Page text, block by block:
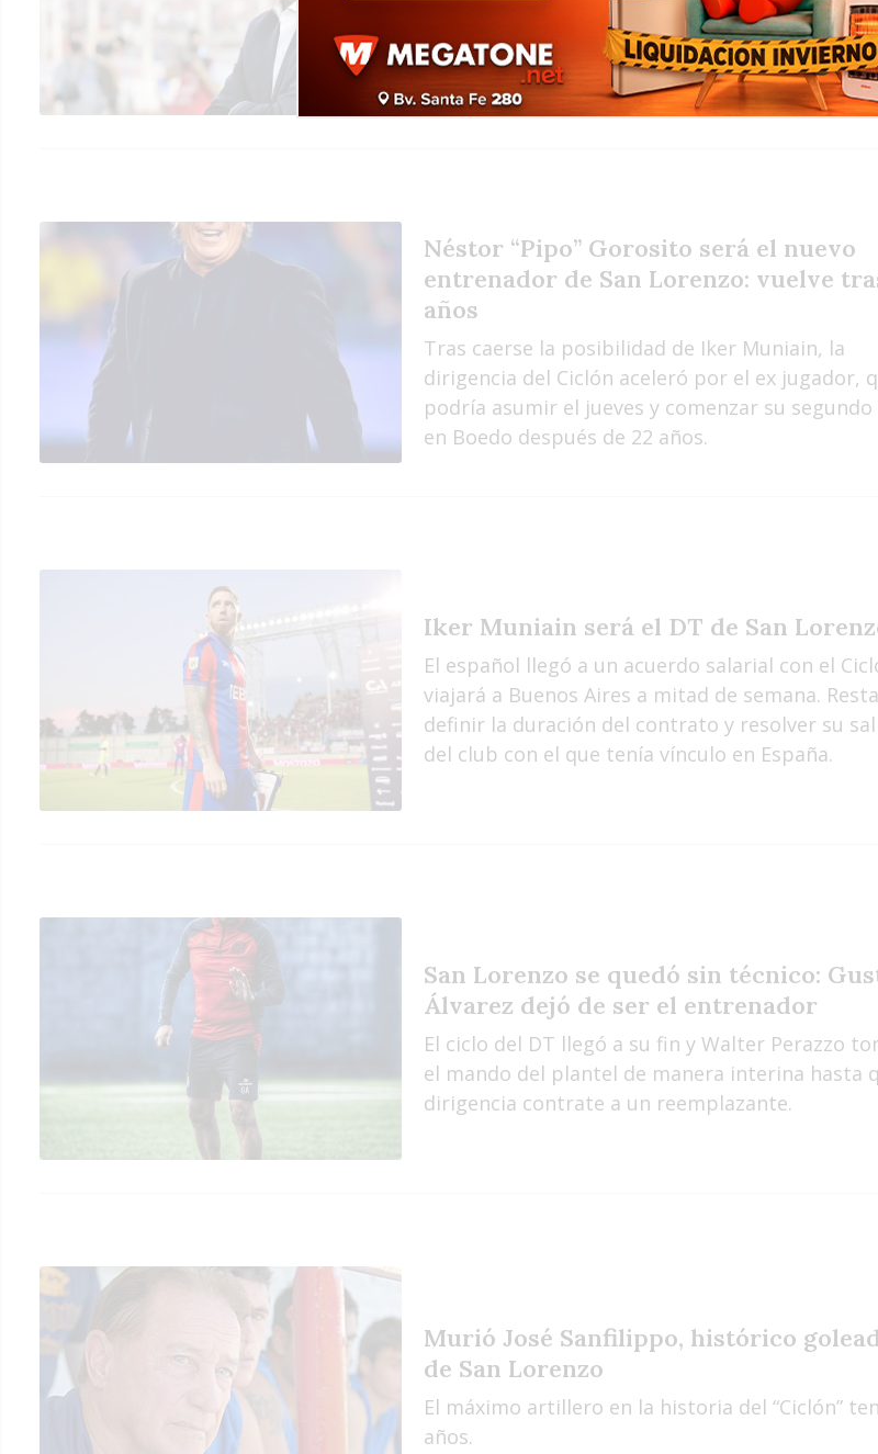
El club oficializó el regreso del ídolo azulgrana,
iniciará su segundo ciclo como entrenador
de 22 años.
Néstor “Pipo” Gorosito será el nuevo
entrenador de San Lorenzo: vuelve
años
Tras caerse la posibilidad de Iker Muniain, la
dirigencia del Ciclón aceleró por el ex jugador,
podría asumir el jueves y comenzar su segundo
en Boedo después de 22 años.
Iker Muniain será el DT de San
El español llegó a un acuerdo salarial con el
viajará a Buenos Aires a mitad de semana. Resta
definir la duración del contrato y resolver su
del club con el que tenía vínculo en España.
San Lorenzo se quedó sin técnico:
Álvarez dejó de ser el entrenador
El ciclo del DT llegó a su fin y Walter Perazzo
el mando del plantel de manera interina hasta
dirigencia contrate a un reemplazante.
Murió José Sanfilippo, histórico
de San Lorenzo
El máximo artillero en la historia del “Ciclón”
años.